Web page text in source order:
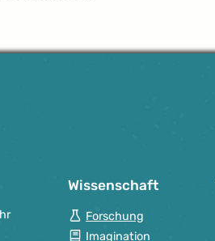
Wissenschaft
Forschung
Imagination